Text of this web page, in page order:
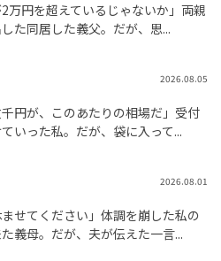
2万円を超えているじゃないか」両親
た同居した義父。だが、思...
2026.08.05
千円が、このあたりの相場だ」受付
いった私。だが、袋に入って...
2026.08.01
ませてください」体調を崩した私の
義母。だが、夫が伝えた一言...